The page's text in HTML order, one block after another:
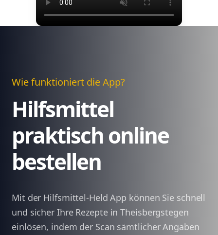
Wie funktioniert die App?
Hilfsmittel
praktisch online
bestellen
Mit der Hilfsmittel-Held App können Sie schnell
und sicher Ihre Rezepte in Theisbergstegen
einlösen, indem der Scan sämtlicher Angaben